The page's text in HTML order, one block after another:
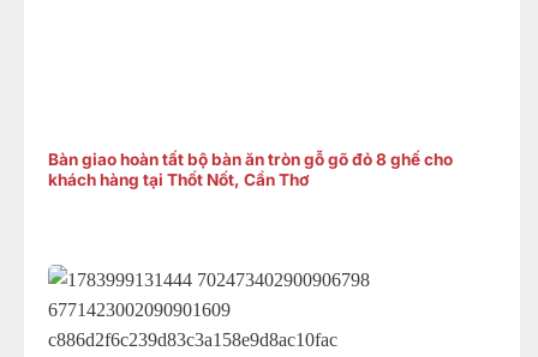
Bàn giao hoàn tất bộ bàn ăn tròn gỗ gõ đỏ 8 ghế cho
khách hàng tại Thốt Nốt, Cần Thơ